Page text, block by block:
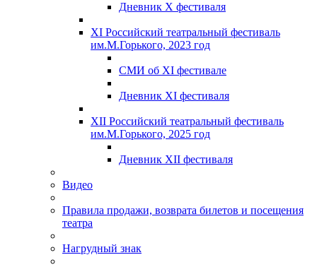
Дневник X фестиваля
XI Российский театральный фестиваль
им.М.Горького, 2023 год
СМИ об XI фестивале
Дневник XI фестиваля
XII Российский театральный фестиваль
им.М.Горького, 2025 год
Дневник XII фестиваля
Видео
Правила продажи, возврата билетов и посещения
театра
Нагрудный знак